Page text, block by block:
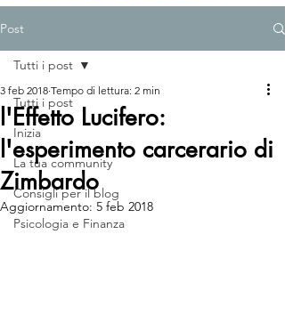
Post
Tutti i post
Inizia
La tua community
Consigli per il blog
Psicologia e Finanza
Tutti i post
l'Effetto Lucifero:
l'esperimento carcerario di
Zimbardo
3 feb 2018 Tempo di lettura: 2 min
Aggiornamento: 5 feb 2018